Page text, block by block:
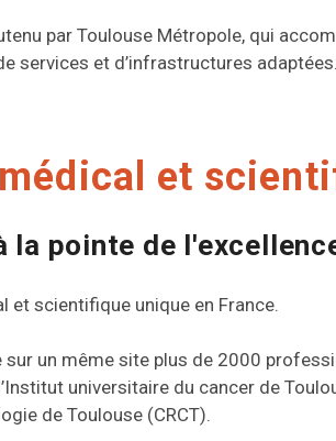
par Toulouse Métropole, qui
services et d’infrastructures adaptées.
et
la pointe de
et scientifique unique en France.
sur un même site plus de 2000
universitaire du cancer de
de Toulouse (CRCT).